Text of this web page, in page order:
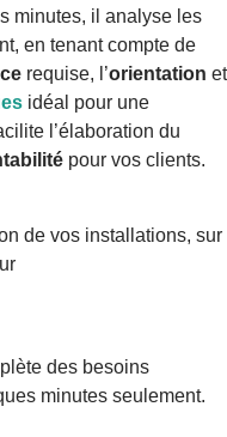
minutes, il analyse les
en tenant compte de
requise, l’orientation et
idéal pour une
l’élaboration du
pour vos clients.
des besoins
minutes seulement.